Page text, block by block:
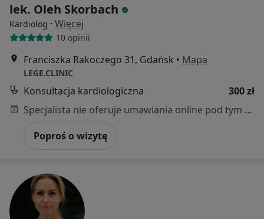
lek. Oleh Skorbach
Kardiolog · Więcej
10 opinii
Franciszka Rakoczego 31, Gdańsk • Mapa
LEGE.CLINIC
Konsultacja kardiologiczna
300 zł
Specjalista nie oferuje umawiania online pod tym adresem.
Poproś o wizytę